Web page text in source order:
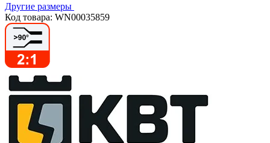
Другие размеры
Код товара: WN00035859